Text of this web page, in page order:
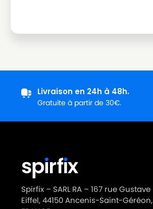
Livraison en 24h à 48h.
Gratuite à partir de 30€.
Spirfix – SARL RA – 167 rue Gustave
Eiffel, 44150 Ancenis-Saint-Géréon,